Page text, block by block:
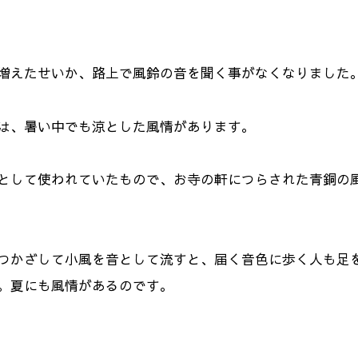
えたせいか、路上で風鈴の音を聞く事がなくなりました
、暑い中でも涼とした風情があります。
して使われていたもので、お寺の軒につらされた青銅
かざして小風を音として流すと、届く音色に歩く人も
夏にも風情があるのです。